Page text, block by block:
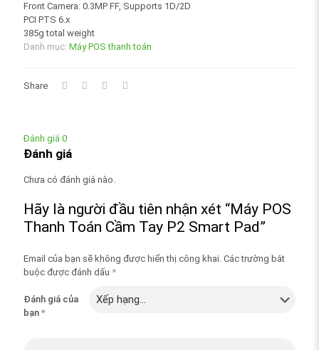
Front Camera: 0.3MP FF, Supports 1D/2D
PCI PTS 6.x
385g total weight
Danh mục: Máy POS thanh toán
Share
Đánh giá 0
Đánh giá
Chưa có đánh giá nào.
Hãy là người đầu tiên nhận xét “Máy POS
Thanh Toán Cầm Tay P2 Smart Pad”
Email của bạn sẽ không được hiển thị công khai. Các trường bắt
buộc được đánh dấu *
Đánh giá của
bạn *